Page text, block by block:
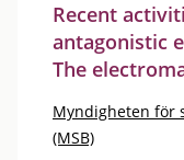
Recent
antagonistic
The
Myndigheten för
(MSB)